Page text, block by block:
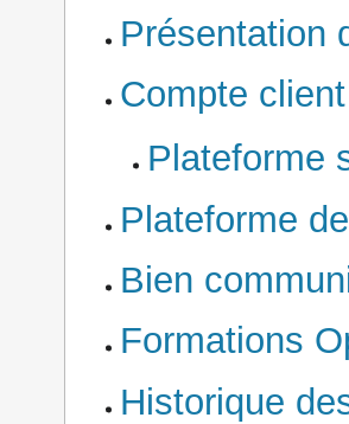
Présentation
Compte
Plateforme
Plateforme
Bien
Formations
Historique